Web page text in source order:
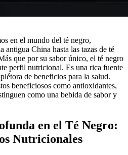
en el mundo del té negro,
antigua China hasta las tazas de té
que por su sabor único, el té negro
perfil nutricional. Es una rica fuente
de beneficios para la salud.
beneficiosos como antioxidantes,
como una bebida de sabor y
en el Té Negro:
Nutricionales